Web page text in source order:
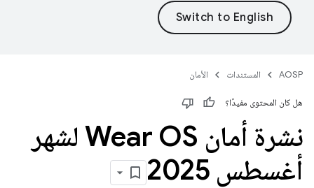
AOSP المستندات الأمان
هل كان المحتوى مفيدًا؟
نشرة أمان Wear OS لشهر
أغسطس 2025